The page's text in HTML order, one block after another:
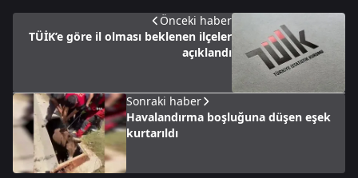
Önceki haber
TÜİK’e göre il olması beklenen ilçeler
açıklandı
Sonraki haber
Havalandırma boşluğuna düşen eşek
kurtarıldı